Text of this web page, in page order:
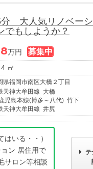
分 大人気リノベー
でもしようか？
万円
㎡
県福岡市南区大橋２丁目
天神大牟田線 大橋
児島本線(博多～八代) 竹下
天神大牟田線 井尻
いる・・）
ン 居住用で
サロン等相談
テ